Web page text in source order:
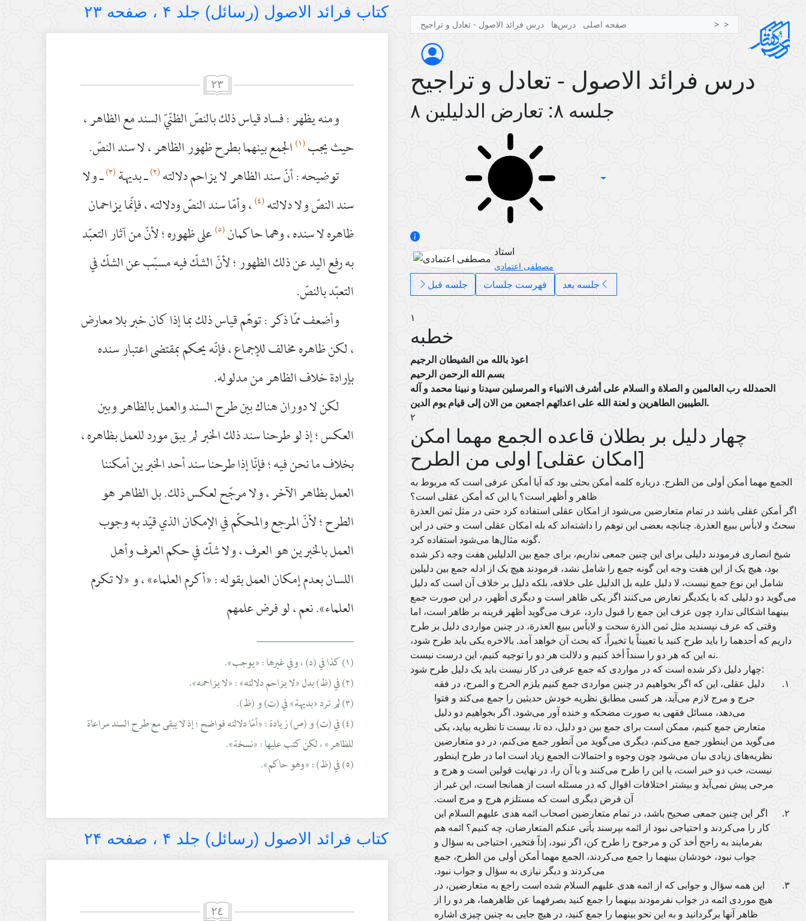
صفحه اصلی درس‌ها درس فرائد الاصول - تعادل و تراجیح
درس فرائد الاصول - تعادل و تراجیح
جلسه ۸: تعارض الدلیلین ۸
استاد
مصطفی اعتمادی
جلسه قبل فهرست جلسات جلسه بعد
۱
خطبه
اعوذ بالله من الشیطان الرجیم
بسم الله الرحمن الرحیم
الحمدلله رب العالمین و الصلاة و السلام علی أشرف الانبیاء و المرسلین سیدنا و نبینا محمد و آله
الطیبین الطاهرین و لعنة الله علی اعدائهم اجمعین من الان إلی قیام یوم الدین.
۲
چهار دلیل بر بطلان قاعده الجمع مهما امکن
[امکان عقلی] اولی من الطرح
الجمع مهما أمکن أولی من الطرح. درباره کلمه أمکن بحثی بود که آیا أمکن عرفی است که مربوط به
ظاهر و أظهر است؟ یا این که أمکن عقلی است؟
اگر أمکن عقلی باشد در تمام متعارضین می‌شود از امکان عقلی استفاده کرد حتی در مثل ثمن العذرة
سحتٌ و لابأس ببیع العذرة. چنانچه بعضی این توهم را داشته‌اند که بله امکان عقلی است و حتی در این
گونه مثال‌ها می‌شود استفاده کرد.
شیخ انصاری فرمودند دلیلی برای این چنین جمعی نداریم، برای جمع بین الدلیلین هفت وجه ذکر شده
بود، هیچ یک از این هفت وجه این گونه جمع را شامل نشد، فرمودند هیچ یک از ادله جمع بین دلیلین
شامل این نوع جمع نیست، لا دلیل علیه بل الدلیل علی خلافه، بلکه دلیل بر خلاف آن است که دلیل
می‌گوید دو دلیلی که با یکدیگر تعارض می‌کنند اگر یکی ظاهر است و دیگری أظهر، در این صورت جمع
بینهما اشکالی ندارد چون عرف این جمع را قبول دارد، عرف می‌گوید أظهر قرینه بر ظاهر است، اما
وقتی که عرف نپسندید مثل ثمن الذرة سحت و لابأس ببیع العذرة، در چنین مواردی دلیل بر طرح
داریم که أحدهما را باید طرح کنید یا تعییناً یا تخیراً، که بحث آن خواهد آمد. بالاخره یکی باید طرح شود،
نه این که هر دو را سنداً أخذ کنیم و دلالت هر دو را توجیه کنیم، این درست نیست.
چهار دلیل ذکر شده است که در مواردی که جمع عرفی در کار نیست باید یک دلیل طرح شود:
دلیل عقلی، این که اگر بخواهیم در چنین مواردی جمع کنیم یلزم الحرج و المرج، در فقه
حرج و مرج لازم می‌آید، هر کسی مطابق نظریه خودش حدیثین را جمع می‌کند و فتوا
می‌دهد، مسائل فقهی به صورت مضحکه و خنده آور می‌شود. اگر بخواهیم دو دلیل
متعارض جمع کنیم، ممکن است برای جمع بین دو دلیل، ده تا، بیست تا نظریه بیاید، یکی
می‌گوید من اینطور جمع می‌کنم، دیگری می‌گوید من آنطور جمع می‌کنم، در دو متعارضین
نظریه‌های زیادی بیان می‌شود چون وجوه و احتمالات الجمع زیاد است اما در طرح اینطور
نیست، خب دو خبر است، یا این را طرح می‌کنند و یا آن را، در نهایت قولین است و هرج و
مرجی پیش نمی‌آید و بیشتر اختلافات اقوال که در مسئله است از همانجا است، این غیر از
آن فرض دیگری است که مستلزم هرج و مرج است.
اگر این چنین جمعی صحیح باشد، در تمام متعارضین اصحاب ائمه هدی علیهم السلام این
کار را می‌کردند و احتیاجی نبود از ائمه بپرسند یأتی عنکم المتعارضان، چه کنیم؟ ائمه هم
بفرمایند به راجح أخذ کن و مرجوح را طرح کن، اگر نبود، إذاً فتخیر، احتیاجی به سؤال و
جواب نبود، خودشان بینهما را جمع می‌کردند، الجمع مهما أمکن أولی من الطرح، جمع
می‌کردند و دیگر نیازی به سؤال و جواب نبود.
این همه سؤال و جوابی که از ائمه هدی علیهم السلام شده است راجع به متعارضین، در
هیچ موردی ائمه در جواب نفرمودند بینهما را جمع کنید بصرفهما عن ظاهرهما، هر دو را از
ظاهر آنها برگردانید و به این نحو بینهما را جمع کنید، در هیچ جایی به چنین چیزی اشاره
کتاب فرائد الاصول (رسائل) جلد ۴ ، صفحه ۲۳
٢٣
ومنه يظهر : فساد قياس ذلك بالنصّ الظنّيّ السند مع الظاهر ،
حيث يجب(١) الجمع بينهما بطرح ظهور الظاهر ، لا سند النصّ.
توضيحه : أنّ سند الظاهر لا يزاحم دلالته(٢) ـ بديهة(٣) ـ ولا
سند النصّ ولا دلالته(٤) ، وأمّا سند النصّ ودلالته ، فإنّما يزاحمان
ظاهره لا سنده ، وهما حاكمان(٥) على ظهوره ؛ لأنّ من آثار التعبّد
به رفع اليد عن ذلك الظهور ؛ لأنّ الشكّ فيه مسبّب عن الشكّ في
التعبّد بالنصّ.
وأضعف ممّا ذكر : توهّم قياس ذلك بما إذا كان خبر بلا معارض
، لكن ظاهره مخالف للإجماع ، فإنّه يحكم بمقتضى اعتبار سنده
بإرادة خلاف الظاهر من مدلوله.
لكن لا دوران هناك بين طرح السند والعمل بالظاهر وبين
العكس ؛ إذ لو طرحنا سند ذلك الخبر لم يبق مورد للعمل بظاهره ،
بخلاف ما نحن فيه ؛ فإنّا إذا طرحنا سند أحد الخبرين أمكننا
العمل بظاهر الآخر ، ولا مرجّح لعكس ذلك. بل الظاهر هو
الطرح ؛ لأنّ المرجع والمحكّم في الإمكان الذي قيّد به وجوب
العمل بالخبرين هو العرف ، ولا شكّ في حكم العرف وأهل
اللسان بعدم إمكان العمل بقوله : «أكرم العلماء» ، و «لا تكرم
العلماء». نعم ، لو فرض علمهم
__________________
(١) كذا في (د) ، وفي غيرها : «يوجب».
(٢) في (ظ) بدل «لا يزاحم دلالته» : «لا يزاحمه».
(٣) لم ترد «بديهة» في (ت) و (ظ).
(٤) في (ت) و (ص) زيادة : «أمّا دلالته فواضح ؛ إذ لا يبقى مع طرح السند مراعاة
للظاهر» ، لكن كتب عليها : «نسخة».
(٥) في (ظ) : «وهو حاكم».
کتاب فرائد الاصول (رسائل) جلد ۴ ، صفحه ۲۴
٢٤